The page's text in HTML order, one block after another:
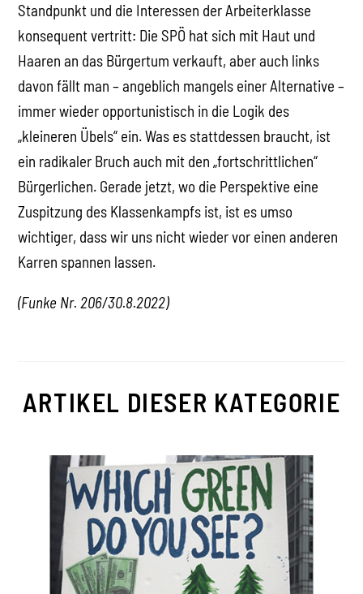
Standpunkt und die Interessen der Arbeiterklasse
konsequent vertritt: Die SPÖ hat sich mit Haut und
Haaren an das Bürgertum verkauft, aber auch links
davon fällt man – angeblich mangels einer Alternative –
immer wieder opportunistisch in die Logik des
„kleineren Übels“ ein. Was es stattdessen braucht, ist
ein radikaler Bruch auch mit den „fortschrittlichen“
Bürgerlichen. Gerade jetzt, wo die Perspektive eine
Zuspitzung des Klassenkampfs ist, ist es umso
wichtiger, dass wir uns nicht wieder vor einen anderen
Karren spannen lassen.
(Funke Nr. 206/30.8.2022)
ARTIKEL DIESER KATEGORIE